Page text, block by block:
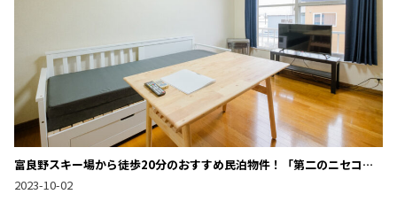
富良野スキー場から徒歩20分のおすすめ民泊物件！「第二のニセコ」
北の峰すぐそばの好立地で、冬の富良野を満喫できる！
2023-10-02